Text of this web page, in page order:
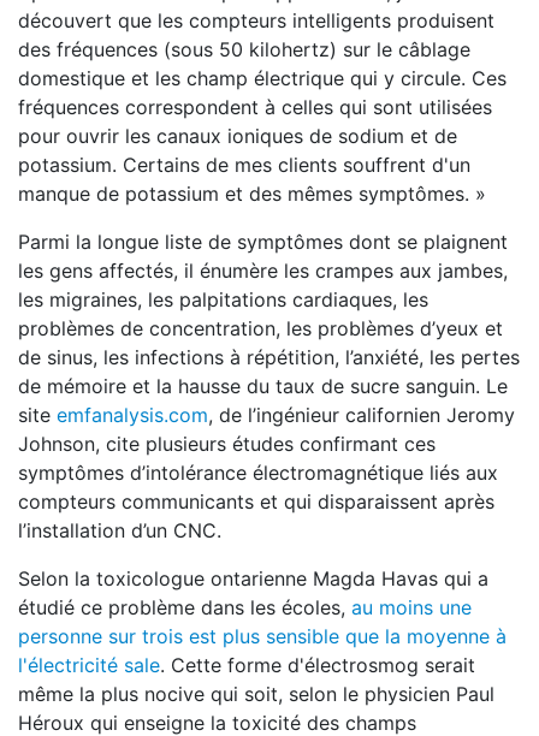
découvert que les compteurs intelligents produisent
des fréquences (sous 50 kilohertz) sur le câblage
domestique et les champ électrique qui y circule. Ces
fréquences correspondent à celles qui sont utilisées
pour ouvrir les canaux ioniques de sodium et de
potassium. Certains de mes clients souffrent d'un
manque de potassium et des mêmes symptômes. »
Parmi la longue liste de symptômes dont se plaignent
les gens affectés, il énumère les crampes aux jambes,
les migraines, les palpitations cardiaques, les
problèmes de concentration, les problèmes d’yeux et
de sinus, les infections à répétition, l’anxiété, les pertes
de mémoire et la hausse du taux de sucre sanguin. Le
site emfanalysis.com, de l’ingénieur californien Jeromy
Johnson, cite plusieurs études confirmant ces
symptômes d’intolérance électromagnétique liés aux
compteurs communicants et qui disparaissent après
l’installation d’un CNC.
Selon la toxicologue ontarienne Magda Havas qui a
étudié ce problème dans les écoles, au moins une
personne sur trois est plus sensible que la moyenne à
l'électricité sale. Cette forme d'électrosmog serait
même la plus nocive qui soit, selon le physicien Paul
Héroux qui enseigne la toxicité des champs